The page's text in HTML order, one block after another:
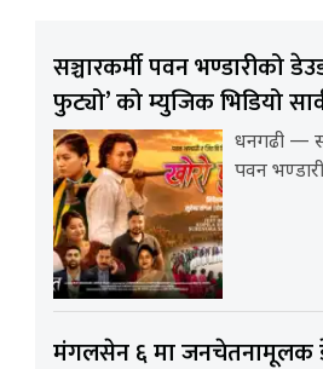
सञ्चारकर्मी पवन भण्डारीको
फुट्यो’ को म्युजिक भिडियो
धनगढी —
पवन
मंगलसेन ६ मा जनचेतनामूलक